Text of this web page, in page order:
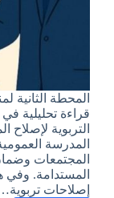
قراءة تحليلية في
التربوية
المدرسة
المجتمعات
المستدامة. وفي
إصلاحات